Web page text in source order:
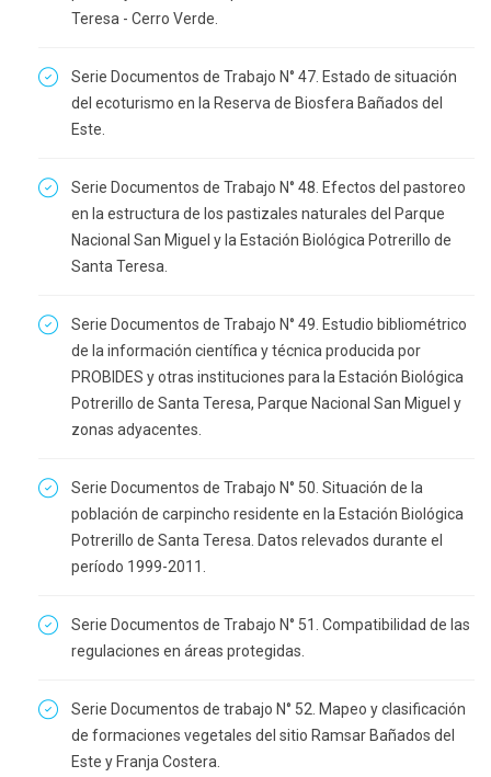
Teresa - Cerro Verde.
Serie Documentos de Trabajo N° 47. Estado de situación
del ecoturismo en la Reserva de Biosfera Bañados del
Este.
Serie Documentos de Trabajo N° 48. Efectos del pastoreo
en la estructura de los pastizales naturales del Parque
Nacional San Miguel y la Estación Biológica Potrerillo de
Santa Teresa.
Serie Documentos de Trabajo N° 49. Estudio bibliométrico
de la información científica y técnica producida por
PROBIDES y otras instituciones para la Estación Biológica
Potrerillo de Santa Teresa, Parque Nacional San Miguel y
zonas adyacentes.
Serie Documentos de Trabajo N° 50. Situación de la
población de carpincho residente en la Estación Biológica
Potrerillo de Santa Teresa. Datos relevados durante el
período 1999-2011.
Serie Documentos de Trabajo N° 51. Compatibilidad de las
regulaciones en áreas protegidas.
Serie Documentos de trabajo N° 52. Mapeo y clasificación
de formaciones vegetales del sitio Ramsar Bañados del
Este y Franja Costera.